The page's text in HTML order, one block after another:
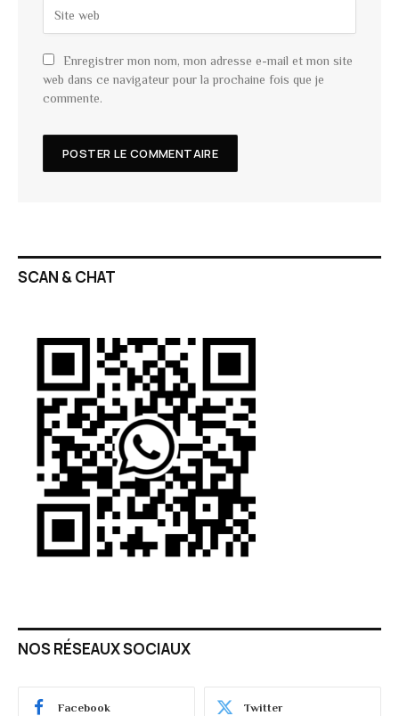
Enregistrer mon nom, mon adresse e-mail et mon site
web dans ce navigateur pour la prochaine fois que je
commente.
SCAN & CHAT
NOS RÉSEAUX SOCIAUX
Facebook Twitter